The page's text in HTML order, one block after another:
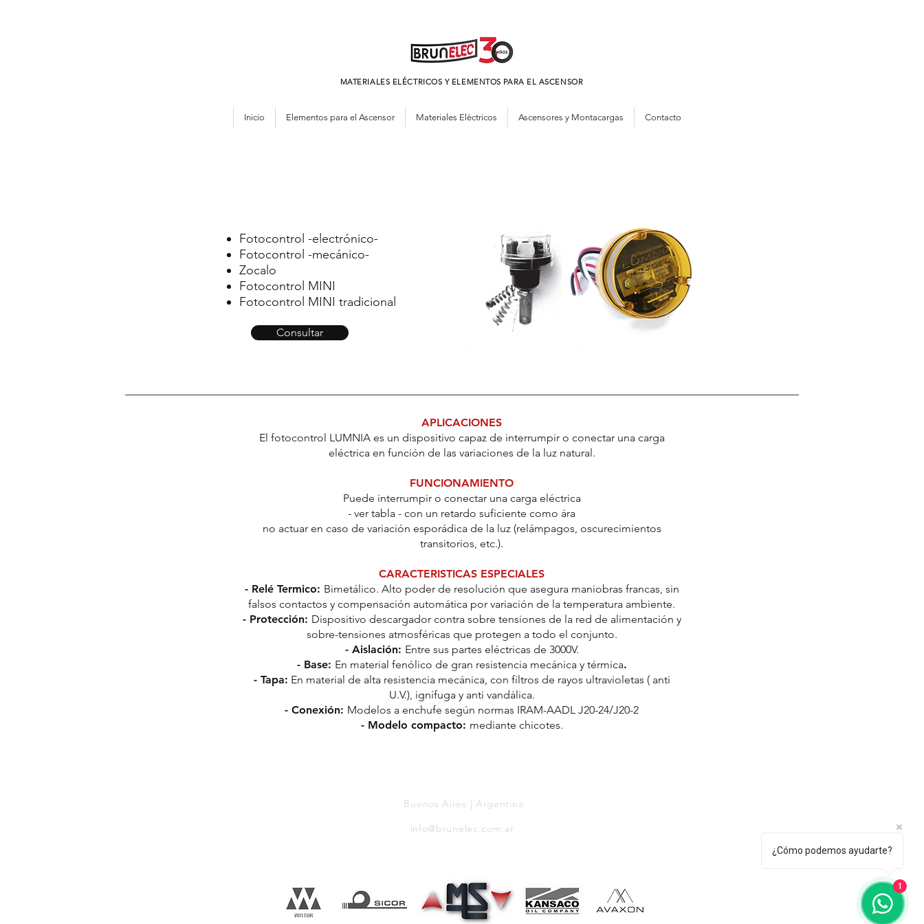
MATERIALES ELÉCTRICOS Y ELEMENTOS PARA EL ASCENSOR
Inicio Elementos para el Ascensor Materiales Elèctricos Ascensores y Montacargas Contacto
APLICACIONES
El fotocontrol LUMNIA es un dispositivo capaz de interrumpir o conectar una carga
eléctrica en función de las variaciones de la luz natural.
FUNCIONAMIENTO
Puede interrumpir o conectar una carga eléctrica
- ver tabla - con un retardo suficiente como ára
no actuar en caso de variación esporádica de la luz (relámpagos, oscurecimientos
transitorios, etc.).
CARACTERISTICAS ESPECIALES
- Relé Termico: Bimetálico. Alto poder de resolución que asegura maniobras francas, sin
falsos contactos y compensación automática por variación de la temperatura ambiente.
- Protección: Dispositivo descargador contra sobre tensiones de la red de alimentación y
sobre-tensiones atmosféricas que protegen a todo el conjunto.
- Aislación: Entre sus partes eléctricas de 3000V.
- Base: En material fenólico de gran resistencia mecánica y térmica.
- Tapa: En material de alta resistencia mecánica, con filtros de rayos ultravioletas ( anti
U.V.), ignífuga y anti vandálica.
- Conexión: Modelos a enchufe según normas IRAM-AADL J20-24/J20-2
- Modelo compacto: mediante chicotes.
Consultar
Fotocontrol -electrónico-
Fotocontrol -mecánico-
Zocalo
Fotocontrol MINI
Fotocontrol MINI tradicional
Buenos Aires | Argentina
info@brunelec.com.ar
¿Cómo podemos ayudarte?
1